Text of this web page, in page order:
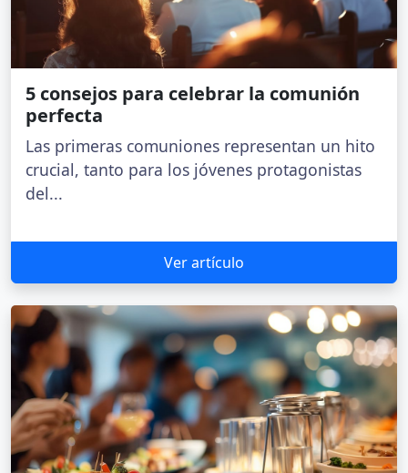
5 consejos para celebrar la comunión
perfecta
Las primeras comuniones representan un hito
crucial, tanto para los jóvenes protagonistas
del...
Ver artículo